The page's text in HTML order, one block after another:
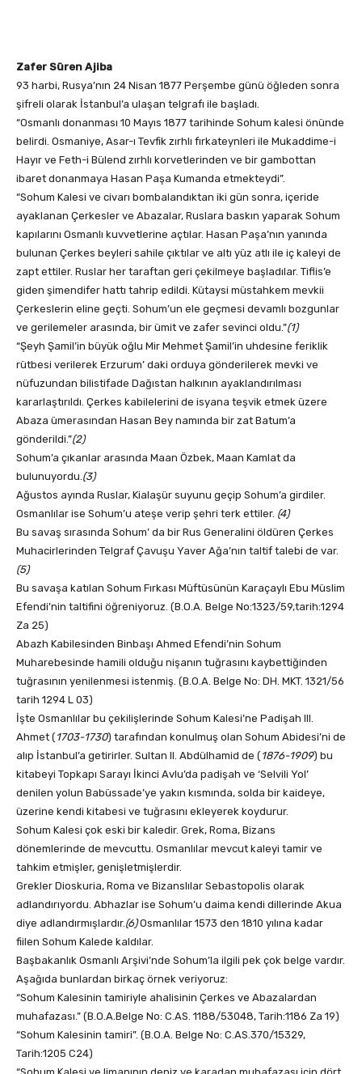
Zafer Süren Ajiba
93 harbi, Rusya’nın 24 Nisan 1877 Perşembe günü öğleden sonra
şifreli olarak İstanbul’a ulaşan telgrafı ile başladı.
“Osmanlı donanması 10 Mayıs 1877 tarihinde Sohum kalesi önünde
belirdi. Osmaniye, Asar-ı Tevfik zırhlı fırkateynleri ile Mukaddime-i
Hayır ve Feth-i Bülend zırhlı korvetlerinden ve bir gambottan
ibaret donanmaya Hasan Paşa Kumanda etmekteydi”.
“Sohum Kalesi ve civarı bombalandıktan iki gün sonra, içeride
ayaklanan Çerkesler ve Abazalar, Ruslara baskın yaparak Sohum
kapılarını Osmanlı kuvvetlerine açtılar. Hasan Paşa’nın yanında
bulunan Çerkes beyleri sahile çıktılar ve altı yüz atlı ile iç kaleyi de
zapt ettiler. Ruslar her taraftan geri çekilmeye başladılar. Tiflis’e
giden şimendifer hattı tahrip edildi. Kütaysi müstahkem mevkii
Çerkeslerin eline geçti. Sohum’un ele geçmesi devamlı bozgunlar
ve gerilemeler arasında, bir ümit ve zafer sevinci oldu.”(1)
“Şeyh Şamil’in büyük oğlu Mir Mehmet Şamil’in uhdesine feriklik
rütbesi verilerek Erzurum’ daki orduya gönderilerek mevki ve
nüfuzundan bilistifade Dağıstan halkının ayaklandırılması
kararlaştırıldı. Çerkes kabilelerini de isyana teşvik etmek üzere
Abaza ümerasından Hasan Bey namında bir zat Batum’a
gönderildi.”(2)
Sohum’a çıkanlar arasında Maan Özbek, Maan Kamlat da
bulunuyordu.(3)
Ağustos ayında Ruslar, Kialaşür suyunu geçip Sohum’a girdiler.
Osmanlılar ise Sohum’u ateşe verip şehri terk ettiler. (4)
Bu savaş sırasında Sohum’ da bir Rus Generalini öldüren Çerkes
Muhacirlerinden Telgraf Çavuşu Yaver Ağa’nın taltif talebi de var.
(5)
Bu savaşa katılan Sohum Fırkası Müftüsünün Karaçaylı Ebu Müslim
Efendi’nin taltifini öğreniyoruz. (B.O.A. Belge No:1323/59,tarih:1294
Za 25)
Abazh Kabilesinden Binbaşı Ahmed Efendi’nin Sohum
Muharebesinde hamili olduğu nişanın tuğrasını kaybettiğinden
tuğrasının yenilenmesi istenmiş. (B.O.A. Belge No: DH. MKT. 1321/56
tarih 1294 L 03)
İşte Osmanlılar bu çekilişlerinde Sohum Kalesi’ne Padişah III.
Ahmet (1703-1730) tarafından konulmuş olan Sohum Abidesi’ni de
alıp İstanbul’a getirirler. Sultan II. Abdülhamid de (1876-1909) bu
kitabeyi Topkapı Sarayı İkinci Avlu’da padişah ve ‘Selvili Yol’
denilen yolun Babüssade’ye yakın kısmında, solda bir kaideye,
üzerine kendi kitabesi ve tuğrasını ekleyerek koydurur.
Sohum Kalesi çok eski bir kaledir. Grek, Roma, Bizans
dönemlerinde de mevcuttu. Osmanlılar mevcut kaleyi tamir ve
tahkim etmişler, genişletmişlerdir.
Grekler Dioskuria, Roma ve Bizanslılar Sebastopolis olarak
adlandırıyordu. Abhazlar ise Sohum’u daima kendi dillerinde Akua
diye adlandırmışlardır.(6)Osmanlılar 1573 den 1810 yılına kadar
fiilen Sohum Kalede kaldılar.
Başbakanlık Osmanlı Arşivi’nde Sohum’la ilgili pek çok belge vardır.
Aşağıda bunlardan birkaç örnek veriyoruz:
“Sohum Kalesinin tamiriyle ahalisinin Çerkes ve Abazalardan
muhafazası.” (B.O.A.Belge No: C.AS. 1188/53048, Tarih:1186 Za 19)
“Sohum Kalesinin tamiri”. (B.O.A. Belge No: C.AS.370/15329,
Tarih:1205 C24)